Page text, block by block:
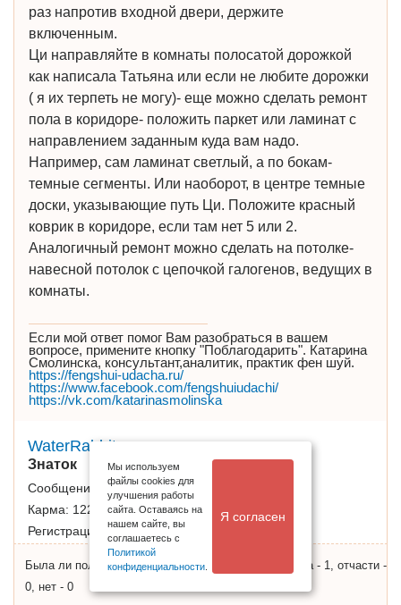
раз напротив входной двери, держите
включенным.
Ци направляйте в комнаты полосатой дорожкой
как написала Татьяна или если не любите дорожки
( я их терпеть не могу)- еще можно сделать ремонт
пола в коридоре- положить паркет или ламинат с
направлением заданным куда вам надо.
Например, сам ламинат светлый, а по бокам-
темные сегменты. Или наоборот, в центре темные
доски, указывающие путь Ци. Положите красный
коврик в коридоре, если там нет 5 или 2.
Аналогичный ремонт можно сделать на потолке-
навесной потолок с цепочкой галогенов, ведущих в
комнаты.
Если мой ответ помог Вам разобраться в вашем
вопросе, примените кнопку "Поблагодарить". Катарина
Смолинска, консультант,аналитик, практик фен шуй.
https://fengshui-udacha.ru/
https://www.facebook.com/fengshuiudachi/
https://vk.com/katarinasmolinska
WaterRabbit
Знаток
Сообщений:
3270
Карма: 12212
Регистрация:21.01.2013
Была ли полезна информация, результат опроса: да - 1, отчасти -
0, нет - 0
Мы используем
файлы cookies для
улучшения работы
сайта. Оставаясь на
нашем сайте, вы
соглашаетесь с
Политикой
конфиденциальности
Я согласен